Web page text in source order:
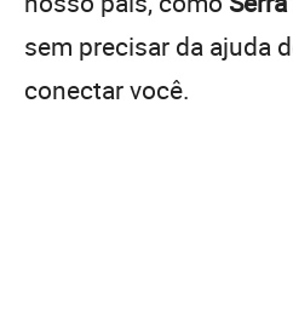
sem precisar da ajuda
conectar você.